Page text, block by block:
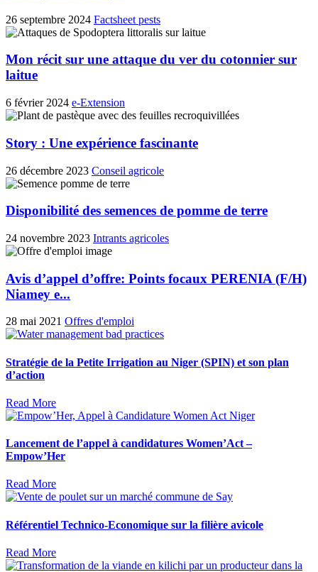
26 septembre 2024 Factsheet pests
Mon récit sur une attaque du ver du cotonnier sur
laitue
6 février 2024 e-Extension
Story : Une expérience fascinante
26 décembre 2023 Conseil agricole
Disponibilité des semences de pomme de terre
24 novembre 2023 Intrants agricoles
Avis d’appel d’offre: Points focaux PERENIA (F/H)
Niamey e...
28 mai 2021 Offres d'emploi
Stratégie de la Petite Irrigation au Niger (SPIN) et son plan
d’action
Read More
Lancement de l’appel à candidatures Women’Act –
Empow’Her
Read More
Référentiel Technico-Economique sur la filière avicole
Read More